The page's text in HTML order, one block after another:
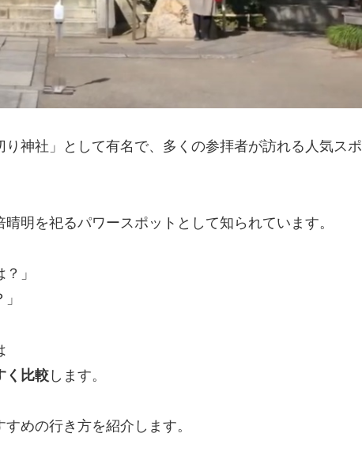
り神社」として有名で、多くの参拝者が訪れる人気スポ
明を祀るパワースポットとして知られています。
」
く比較 します。
めの行き方を紹介します。